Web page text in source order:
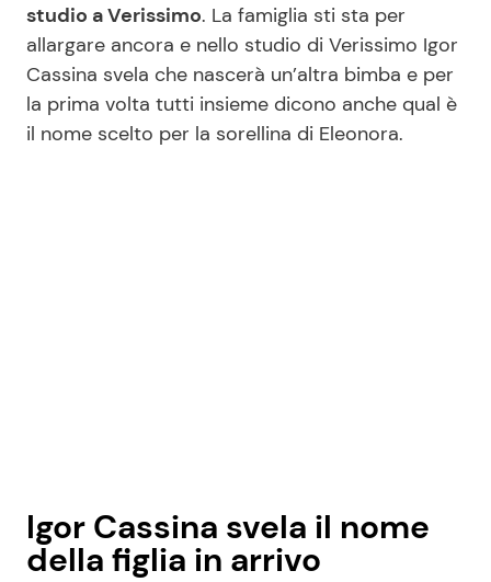
Contattaci
Pubblicità
Privacy Policy
studio a Verissimo. La famiglia sti sta per
allargare ancora e nello studio di Verissimo Igor
Cassina svela che nascerà un’altra bimba e per
la prima volta tutti insieme dicono anche qual è
il nome scelto per la sorellina di Eleonora.
Igor Cassina svela il nome
della figlia in arrivo